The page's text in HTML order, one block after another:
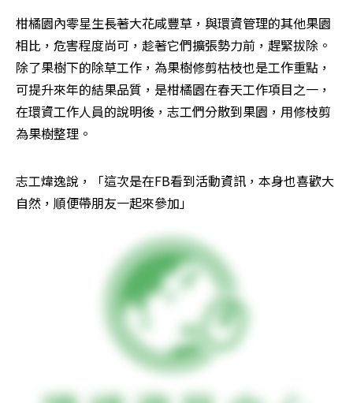
柑橘園內零星生長著大花咸豐草，與環資管理的其他果園
相比，危害程度尚可，趁著它們擴張勢力前，趕緊拔除。
除了果樹下的除草工作，為果樹修剪枯枝也是工作重點，
可提升來年的結果品質，是柑橘園在春天工作項目之一，
在環資工作人員的說明後，志工們分散到果園，用修枝剪
為果樹整理。
志工煒逸說，「這次是在FB看到活動資訊，本身也喜歡大
自然，順便帶朋友一起來參加」